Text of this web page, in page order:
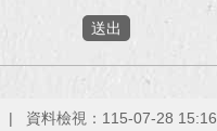
資料檢視：115-07-28 15:16